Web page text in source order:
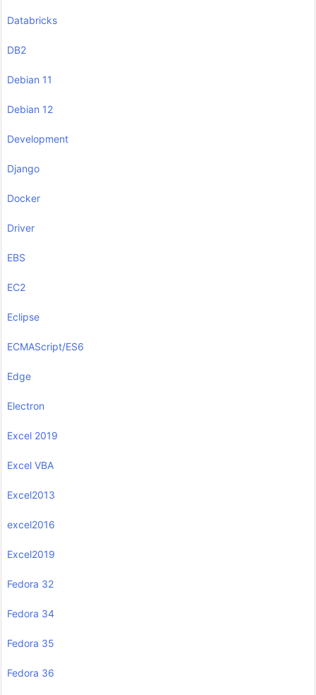
Databricks
DB2
Debian 11
Debian 12
Development
Django
Docker
Driver
EBS
EC2
Eclipse
ECMAScript/ES6
Edge
Electron
Excel 2019
Excel VBA
Excel2013
excel2016
Excel2019
Fedora 32
Fedora 34
Fedora 35
Fedora 36